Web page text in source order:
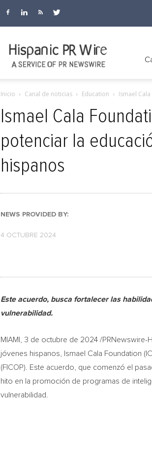
Inicio Canal de noticias Education Ismael
Ismael Cala
potenciar la
hispanos
NEWS PROVIDED BY:
4 OCTUBRE 2024
Este acuerdo, busca fortalecer las
vulnerabilidad.
MIAMI 3 de octubre de 2024 /PRNewswire-
jóvenes hispanos, Ismael Cala Foundation
(FICOP). Este acuerdo, que comenzó el
hito en la promoción de programas de
vulnerabilidad.